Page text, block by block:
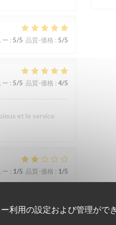
利用の設定および管理がで
ー : 5/5 品質-価格 : 5/5
ー : 5/5 品質-価格 : 4/5
et le service
ー : 1/5 品質-価格 : 1/5
dû à la viande et
pas ce restaurant,